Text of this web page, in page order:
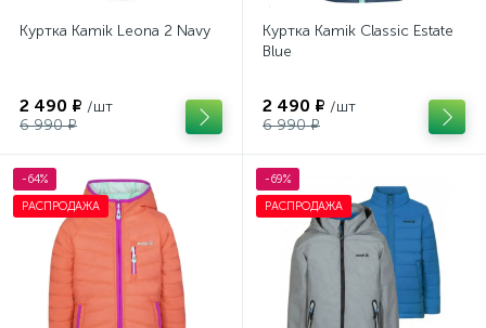
Куртка Kamik Leona 2 Navy
2 490 ₽ /шт
6 990 ₽
Куртка Kamik Classic Estate
Blue
2 490 ₽ /шт
6 990 ₽
-64%
РАСПРОДАЖА
-69%
РАСПРОДАЖА